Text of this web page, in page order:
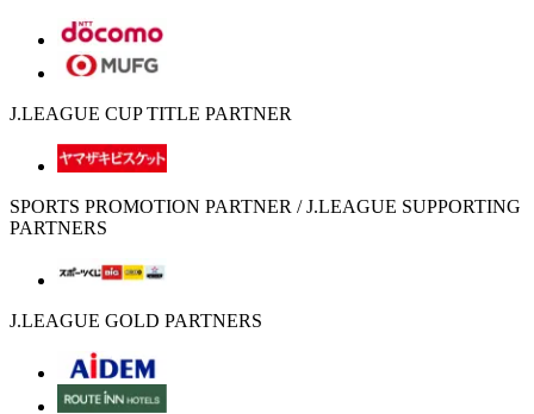
J.LEAGUE CUP TITLE PARTNER
SPORTS PROMOTION PARTNER / J.LEAGUE SUPPORTING
PARTNERS
J.LEAGUE GOLD PARTNERS